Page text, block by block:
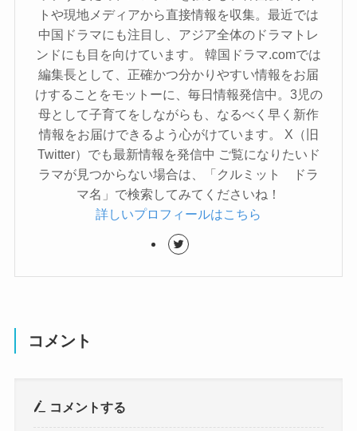
トや現地メディアから直接情報を収集。最近では
中国ドラマにも注目し、アジア全体のドラマトレ
ンドにも目を向けています。 韓国ドラマ.comでは
編集長として、正確かつ分かりやすい情報をお届
けすることをモットーに、毎日情報発信中。3児の
母として子育てをしながらも、なるべく早く新作
情報をお届けできるよう心がけています。 X（旧
Twitter）でも最新情報を発信中 ご覧になりたいド
ラマが見つからない場合は、「クルミット ドラ
マ名」で検索してみてくださいね！
詳しいプロフィールはこちら
コメント
コメントする